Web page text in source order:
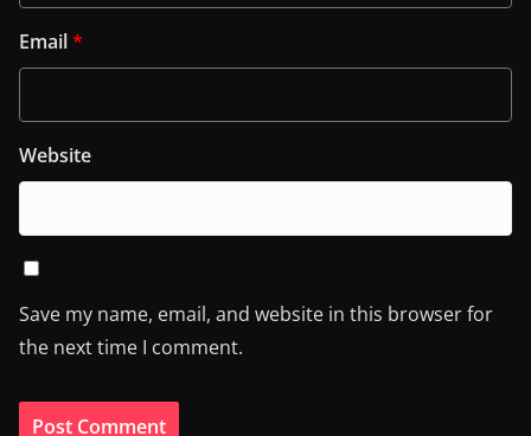
Email*
Website
Save my name, email, and website in this browser for
the next time I comment.